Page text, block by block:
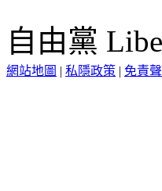
自由黨
網站地圖 | 私隱政策 | 免責